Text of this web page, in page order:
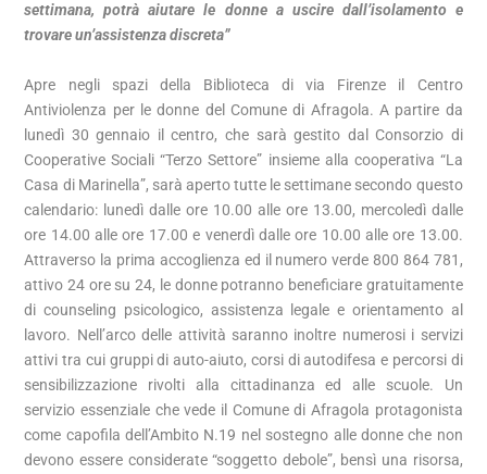
settimana, potrà aiutare le donne a uscire dall’isolamento e
trovare un’assistenza discreta”
Apre negli spazi della Biblioteca di via Firenze il Centro
Antiviolenza per le donne del Comune di Afragola. A partire da
lunedì 30 gennaio il centro, che sarà gestito dal Consorzio di
Cooperative Sociali “Terzo Settore” insieme alla cooperativa “La
Casa di Marinella”, sarà aperto tutte le settimane secondo questo
calendario: lunedì dalle ore 10.00 alle ore 13.00, mercoledì dalle
ore 14.00 alle ore 17.00 e venerdì dalle ore 10.00 alle ore 13.00.
Attraverso la prima accoglienza ed il numero verde 800 864 781,
attivo 24 ore su 24, le donne potranno beneficiare gratuitamente
di counseling psicologico, assistenza legale e orientamento al
lavoro. Nell’arco delle attività saranno inoltre numerosi i servizi
attivi tra cui gruppi di auto-aiuto, corsi di autodifesa e percorsi di
sensibilizzazione rivolti alla cittadinanza ed alle scuole. Un
servizio essenziale che vede il Comune di Afragola protagonista
come capofila dell’Ambito N.19 nel sostegno alle donne che non
devono essere considerate “soggetto debole”, bensì una risorsa,